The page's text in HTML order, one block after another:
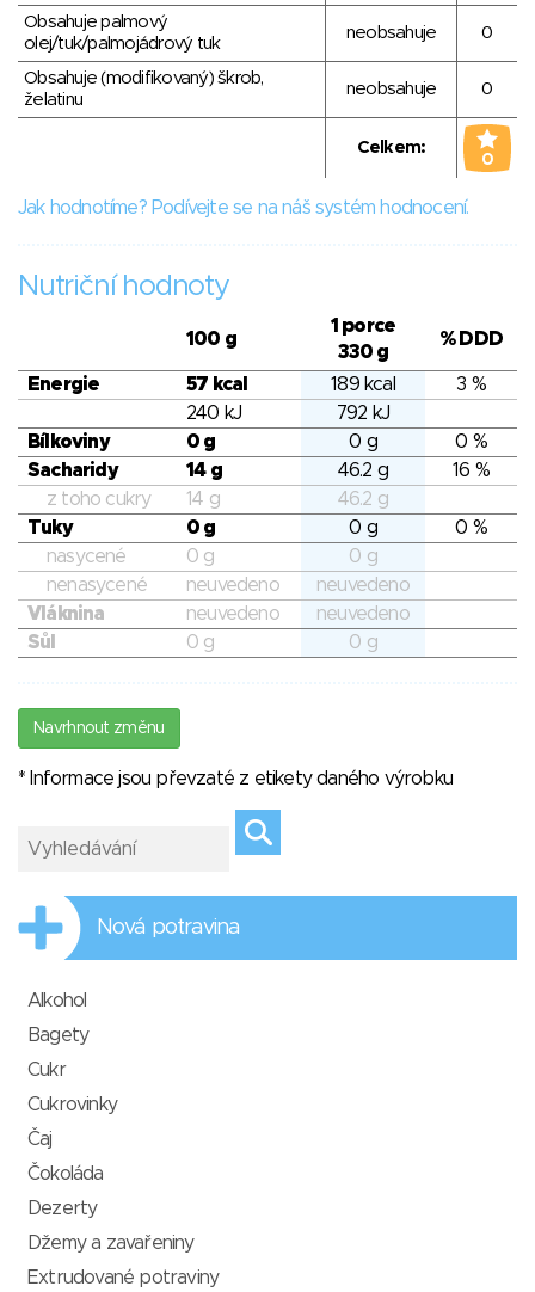
Obsahuje palmový
olej/tuk/palmojádrový tuk
neobsahuje 0
Obsahuje (modifikovaný) škrob,
želatinu
neobsahuje 0
Celkem:
0
Jak hodnotíme? Podívejte se na náš systém hodnocení.
Nutriční hodnoty
100 g
1 porce
330 g
% DDD
Energie 57 kcal 189 kcal
3 %
240 kJ
792 kJ
Bílkoviny
0 g 0 g
0 %
Sacharidy
14 g 46.2 g
16 %
z toho cukry
14 g
46.2 g
Tuky
0 g 0 g
0 %
nasycené
0 g
0 g
nenasycené
neuvedeno
neuvedeno
Vláknina
neuvedeno
neuvedeno
Sůl
0 g 0 g
Navrhnout změnu
* Informace jsou převzaté z etikety daného výrobku
Nová potravina
Alkohol
Bagety
Cukr
Cukrovinky
Čaj
Čokoláda
Dezerty
Džemy a zavařeniny
Extrudované potraviny